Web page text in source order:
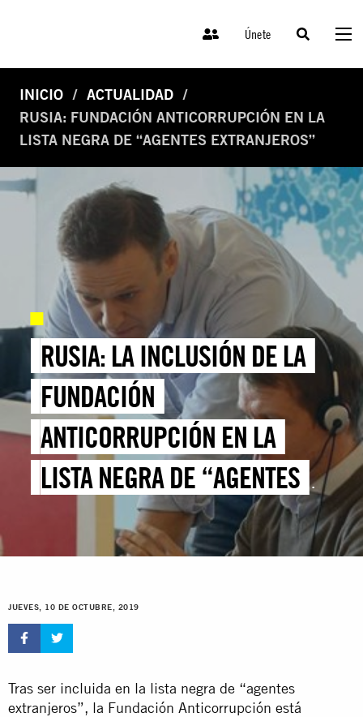
Únete
INICIO
ACTUALIDAD
RUSIA: FUNDACIÓN ANTICORRUPCIÓN EN LA
LISTA NEGRA DE “AGENTES EXTRANJEROS”
RUSIA: LA INCLUSIÓN DE LA
FUNDACIÓN
ANTICORRUPCIÓN EN LA
LISTA NEGRA DE “AGENTES
EXTRANJEROS” ES EL ÚLTIMO
ATAQUE CONTRA LA LIBERTAD
DE ASOCIACIÓN
JUEVES, 10 DE OCTUBRE, 2019
Tras ser incluida en la lista negra de “agentes
extranjeros”, la Fundación Anticorrupción está